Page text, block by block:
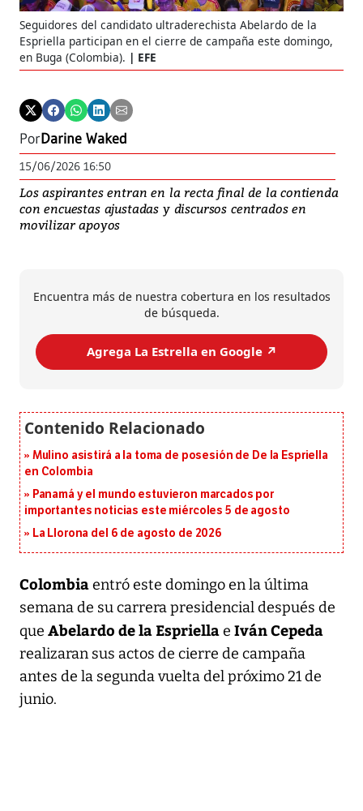
Seguidores del candidato ultraderechista Abelardo de la
Espriella participan en el cierre de campaña este domingo,
en Buga (Colombia).
EFE
PorDarine Waked
15/06/2026 16:50
Los aspirantes entran en la recta final de la contienda
con encuestas ajustadas y discursos centrados en
movilizar apoyos
Encuentra más de nuestra cobertura en los resultados
de búsqueda.
Agrega La Estrella en Google ↗️
Mulino asistirá a la toma de posesión de De la Espriella
en Colombia
Panamá y el mundo estuvieron marcados por
importantes noticias este miércoles 5 de agosto
La Llorona del 6 de agosto de 2026
Colombiaentró este domingo en la última
semana de su carrera presidencial después de
que Abelardo de la Espriellae Iván Cepeda
realizaran sus actos de cierre de campaña
antes de la segunda vuelta del próximo 21 de
junio.